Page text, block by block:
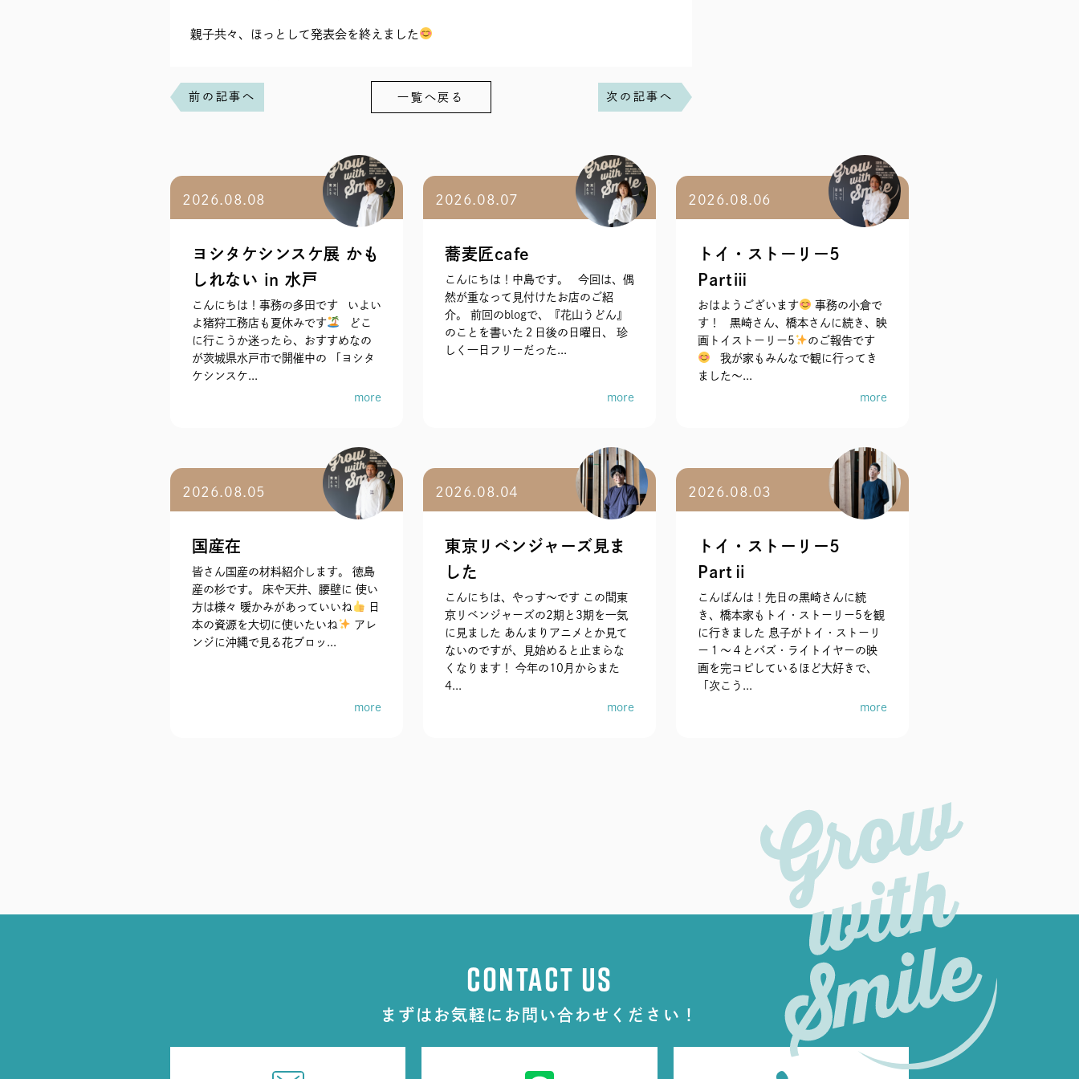
親子共々、ほっとして発表会を終えました
前の記事へ 一覧へ戻る 次の記事へ
2026.08.08
ヨシタケシンスケ展 かも
しれない in 水戸
こんにちは！事務の多田です いよい
よ猪狩工務店も夏休みです
どこ
に行こうか迷ったら、おすすめなの
が茨城県水戸市で開催中の 「ヨシタ
ケシンスケ...
more
2026.08.07
蕎麦匠cafe
こんにちは！中島です。 今回は、偶
然が重なって見付けたお店のご紹
介。 前回のblogで、『花山うどん』
のことを書いた２日後の日曜日、 珍
しく一日フリーだった...
more
2026.08.06
トイ・ストーリー5
Partⅲ
おはようございます
事務の小倉で
す！ 黒崎さん、橋本さんに続き、映
画トイストーリー5
のご報告です
我が家もみんなで観に行ってき
ました～...
more
2026.08.05
国産在
皆さん国産の材料紹介します。 徳島
産の杉です。 床や天井、腰壁に 使い
方は様々 暖かみがあっていいね
日
本の資源を大切に使いたいね
アレ
ンジに沖縄で見る花ブロッ...
more
2026.08.04
東京リベンジャーズ見ま
した
こんにちは、やっす〜です この間東
京リベンジャーズの2期と3期を一気
に見ました あんまりアニメとか見て
ないのですが、見始めると止まらな
くなります！ 今年の10月からまた
4...
more
2026.08.03
トイ・ストーリー5
Partⅱ
こんばんは！先日の黒崎さんに続
き、橋本家もトイ・ストーリー5を観
に行きました 息子がトイ・ストーリ
ー１〜４とバズ・ライトイヤーの映
画を完コピしているほど大好きで、
「次こう...
more
CONTACT US
まずはお気軽にお問い合わせください！